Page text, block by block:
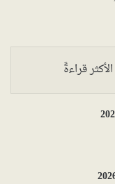
الأكثر قراءةً